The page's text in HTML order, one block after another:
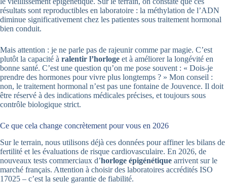
résultats sont reproductibles en laboratoire : la méthylation de l’ADN
diminue significativement chez les patientes sous traitement hormonal
bien conduit.
Mais attention : je ne parle pas de rajeunir comme par magie. C’est
plutôt la capacité à ralentir l’horloge et à améliorer la longévité en
bonne santé. C’est une question qu’on me pose souvent : « Dois-je
prendre des hormones pour vivre plus longtemps ? » Mon conseil :
non, le traitement hormonal n’est pas une fontaine de Jouvence. Il doit
être réservé à des indications médicales précises, et toujours sous
contrôle biologique strict.
Ce que cela change concrètement pour vous en 2026
Sur le terrain, nous utilisons déjà ces données pour affiner les bilans de
fertilité et les évaluations de risque cardiovasculaire. En 2026, de
nouveaux tests commerciaux d’horloge épigénétique arrivent sur le
marché français. Attention à choisir des laboratoires accrédités ISO
17025 – c’est la seule garantie de fiabilité.